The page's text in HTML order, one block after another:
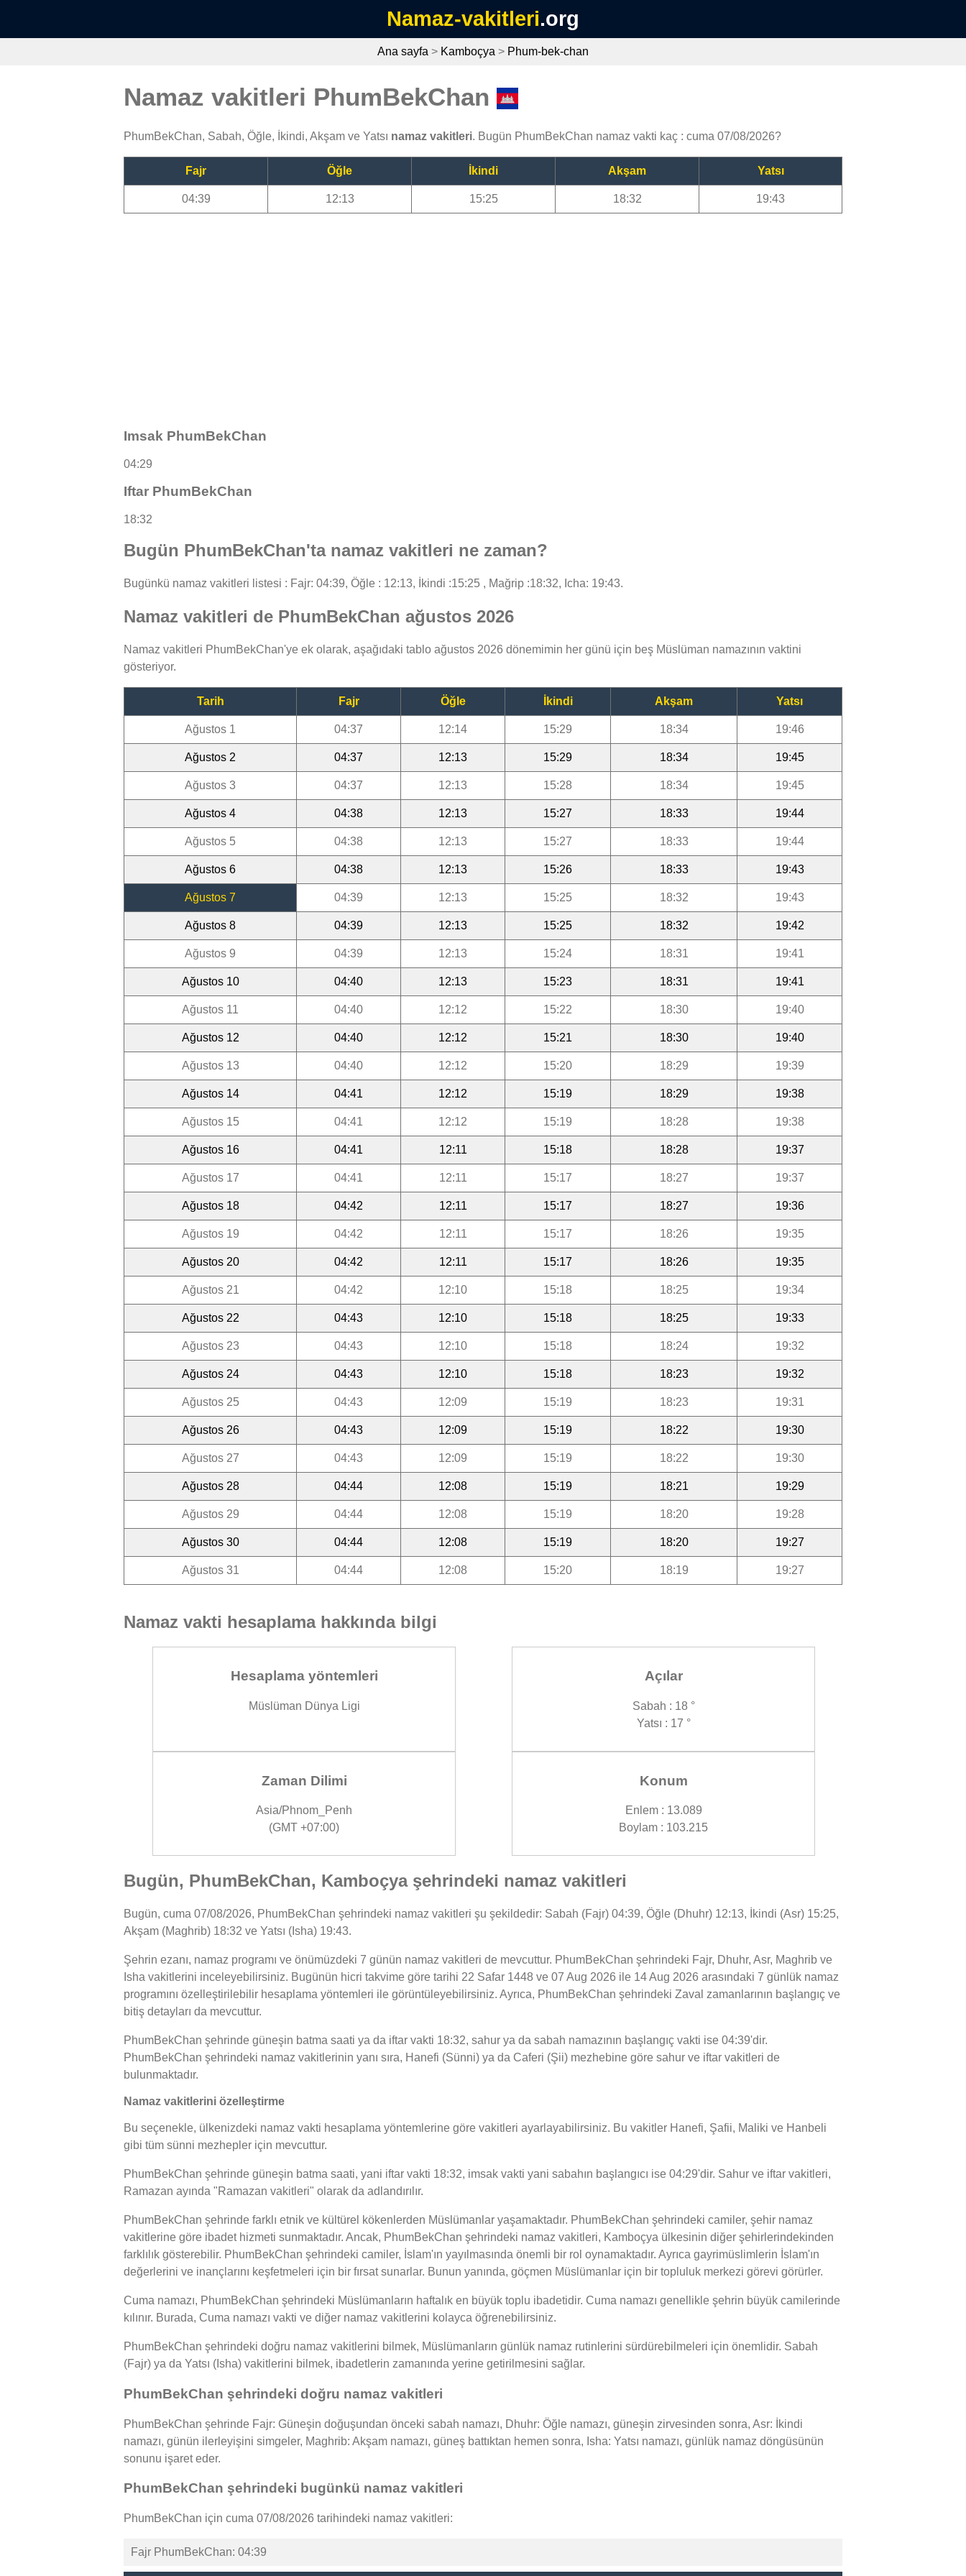
Namaz-vakitleri.org
Ana sayfa > Kamboçya > Phum-bek-chan
Namaz vakitleri PhumBekChan
PhumBekChan, Sabah, Öğle, İkindi, Akşam ve Yatsı namaz vakitleri. Bugün PhumBekChan namaz vakti kaç : cuma 07/08/2026?
Fajr Öğle İkindi Akşam Yatsı
04:39 12:13 15:25 18:32 19:43
Imsak PhumBekChan
04:29
Iftar PhumBekChan
18:32
Bugün PhumBekChan'ta namaz vakitleri ne zaman?
Bugünkü namaz vakitleri listesi : Fajr: 04:39, Öğle : 12:13, İkindi :15:25 , Mağrip :18:32, Icha: 19:43.
Namaz vakitleri de PhumBekChan ağustos 2026
Namaz vakitleri PhumBekChan'ye ek olarak, aşağıdaki tablo ağustos 2026 dönemimin her günü için beş Müslüman namazının vaktini
gösteriyor.
Tarih Fajr Öğle İkindi Akşam Yatsı
Ağustos 1 04:37 12:14 15:29 18:34 19:46
Ağustos 2 04:37 12:13 15:29 18:34 19:45
Ağustos 3 04:37 12:13 15:28 18:34 19:45
Ağustos 4 04:38 12:13 15:27 18:33 19:44
Ağustos 5 04:38 12:13 15:27 18:33 19:44
Ağustos 6 04:38 12:13 15:26 18:33 19:43
Ağustos 7 04:39 12:13 15:25 18:32 19:43
Ağustos 8 04:39 12:13 15:25 18:32 19:42
Ağustos 9 04:39 12:13 15:24 18:31 19:41
Ağustos 10 04:40 12:13 15:23 18:31 19:41
Ağustos 11 04:40 12:12 15:22 18:30 19:40
Ağustos 12 04:40 12:12 15:21 18:30 19:40
Ağustos 13 04:40 12:12 15:20 18:29 19:39
Ağustos 14 04:41 12:12 15:19 18:29 19:38
Ağustos 15 04:41 12:12 15:19 18:28 19:38
Ağustos 16 04:41 12:11 15:18 18:28 19:37
Ağustos 17 04:41 12:11 15:17 18:27 19:37
Ağustos 18 04:42 12:11 15:17 18:27 19:36
Ağustos 19 04:42 12:11 15:17 18:26 19:35
Ağustos 20 04:42 12:11 15:17 18:26 19:35
Ağustos 21 04:42 12:10 15:18 18:25 19:34
Ağustos 22 04:43 12:10 15:18 18:25 19:33
Ağustos 23 04:43 12:10 15:18 18:24 19:32
Ağustos 24 04:43 12:10 15:18 18:23 19:32
Ağustos 25 04:43 12:09 15:19 18:23 19:31
Ağustos 26 04:43 12:09 15:19 18:22 19:30
Ağustos 27 04:43 12:09 15:19 18:22 19:30
Ağustos 28 04:44 12:08 15:19 18:21 19:29
Ağustos 29 04:44 12:08 15:19 18:20 19:28
Ağustos 30 04:44 12:08 15:19 18:20 19:27
Ağustos 31 04:44 12:08 15:20 18:19 19:27
Namaz vakti hesaplama hakkında bilgi
Hesaplama yöntemleri
Müslüman Dünya Ligi
Açılar
Sabah : 18 °
Yatsı : 17 °
Zaman Dilimi
Asia/Phnom_Penh
(GMT +07:00)
Konum
Enlem : 13.089
Boylam : 103.215
Bugün, PhumBekChan, Kamboçya şehrindeki namaz vakitleri
Bugün, cuma 07/08/2026, PhumBekChan şehrindeki namaz vakitleri şu şekildedir: Sabah (Fajr) 04:39, Öğle (Dhuhr) 12:13, İkindi (Asr) 15:25,
Akşam (Maghrib) 18:32 ve Yatsı (Isha) 19:43.
Şehrin ezanı, namaz programı ve önümüzdeki 7 günün namaz vakitleri de mevcuttur. PhumBekChan şehrindeki Fajr, Dhuhr, Asr, Maghrib ve
Isha vakitlerini inceleyebilirsiniz. Bugünün hicri takvime göre tarihi 22 Safar 1448 ve 07 Aug 2026 ile 14 Aug 2026 arasındaki 7 günlük namaz
programını özelleştirilebilir hesaplama yöntemleri ile görüntüleyebilirsiniz. Ayrıca, PhumBekChan şehrindeki Zaval zamanlarının başlangıç ve
bitiş detayları da mevcuttur.
PhumBekChan şehrinde güneşin batma saati ya da iftar vakti 18:32, sahur ya da sabah namazının başlangıç vakti ise 04:39'dir.
PhumBekChan şehrindeki namaz vakitlerinin yanı sıra, Hanefi (Sünni) ya da Caferi (Şii) mezhebine göre sahur ve iftar vakitleri de
bulunmaktadır.
Namaz vakitlerini özelleştirme
Bu seçenekle, ülkenizdeki namaz vakti hesaplama yöntemlerine göre vakitleri ayarlayabilirsiniz. Bu vakitler Hanefi, Şafii, Maliki ve Hanbeli
gibi tüm sünni mezhepler için mevcuttur.
PhumBekChan şehrinde güneşin batma saati, yani iftar vakti 18:32, imsak vakti yani sabahın başlangıcı ise 04:29'dir. Sahur ve iftar vakitleri,
Ramazan ayında "Ramazan vakitleri" olarak da adlandırılır.
PhumBekChan şehrinde farklı etnik ve kültürel kökenlerden Müslümanlar yaşamaktadır. PhumBekChan şehrindeki camiler, şehir namaz
vakitlerine göre ibadet hizmeti sunmaktadır. Ancak, PhumBekChan şehrindeki namaz vakitleri, Kamboçya ülkesinin diğer şehirlerindekinden
farklılık gösterebilir. PhumBekChan şehrindeki camiler, İslam'ın yayılmasında önemli bir rol oynamaktadır. Ayrıca gayrimüslimlerin İslam'ın
değerlerini ve inançlarını keşfetmeleri için bir fırsat sunarlar. Bunun yanında, göçmen Müslümanlar için bir topluluk merkezi görevi görürler.
Cuma namazı, PhumBekChan şehrindeki Müslümanların haftalık en büyük toplu ibadetidir. Cuma namazı genellikle şehrin büyük camilerinde
kılınır. Burada, Cuma namazı vakti ve diğer namaz vakitlerini kolayca öğrenebilirsiniz.
PhumBekChan şehrindeki doğru namaz vakitlerini bilmek, Müslümanların günlük namaz rutinlerini sürdürebilmeleri için önemlidir. Sabah
(Fajr) ya da Yatsı (Isha) vakitlerini bilmek, ibadetlerin zamanında yerine getirilmesini sağlar.
PhumBekChan şehrindeki doğru namaz vakitleri
PhumBekChan şehrinde Fajr: Güneşin doğuşundan önceki sabah namazı, Dhuhr: Öğle namazı, güneşin zirvesinden sonra, Asr: İkindi
namazı, günün ilerleyişini simgeler, Maghrib: Akşam namazı, güneş battıktan hemen sonra, Isha: Yatsı namazı, günlük namaz döngüsünün
sonunu işaret eder.
PhumBekChan şehrindeki bugünkü namaz vakitleri
PhumBekChan için cuma 07/08/2026 tarihindeki namaz vakitleri:
Fajr PhumBekChan: 04:39